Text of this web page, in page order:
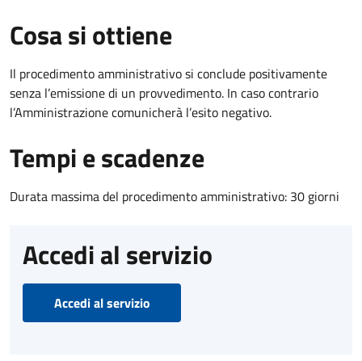
Cosa si ottiene
Il procedimento amministrativo si conclude positivamente
senza l’emissione di un provvedimento. In caso contrario
l’Amministrazione comunicherà l’esito negativo.
Tempi e scadenze
Durata massima del procedimento amministrativo: 30 giorni
Accedi al servizio
Accedi al servizio